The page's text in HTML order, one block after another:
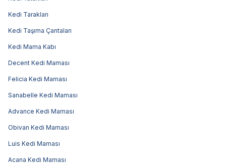
Kedi Tarakları
Kedi Taşıma Çantaları
Kedi Mama Kabı
Decent Kedi Maması
Felicia Kedi Maması
Sanabelle Kedi Maması
Advance Kedi Maması
Obivan Kedi Maması
Luis Kedi Maması
Acana Kedi Maması